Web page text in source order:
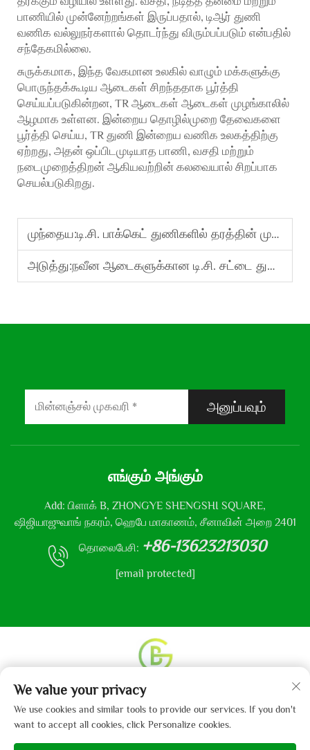
பாணியில் முன்னேற்றங்கள் இருப்பதால், டிஆர் துணி
வணிக வல்லுநர்களால் தொடர்ந்து விரும்பப்படும் என்பதில்
சந்தேகமில்லை.
சுருக்கமாக, இந்த வேகமான உலகில் வாழும் மக்களுக்கு
பொருந்தக்கூடிய ஆடைகள் சிறந்ததாக பூர்த்தி
செய்யப்படுகின்றன, TR ஆடைகள் ஆடைகள் முழங்காலில்
ஆழமாக உள்ளன. இன்றைய தொழில்முறை தேவைகளை
பூர்த்தி செய்ய, TR துணி இன்றைய வணிக உலகத்திற்கு
ஏற்றது, அதன் ஒப்பிடமுடியாத பாணி, வசதி மற்றும்
நடைமுறைத்திறன் ஆகியவற்றின் கலவையால் சிறப்பாக
செயல்படுகிறது.
முந்தைய:டி.சி. பாக்கெட் துணிகளில் தரத்தின் முக்கியத்துவத்தை புரிந்துகொள்வது
அடுத்து:நவீன ஆடைகளுக்கான டி.சி. சட்டை துணிகளின் நன்மைகளை ஆராய்வது
அனுப்பவும்
எங்கும் அங்கும்
Add: பிளாக் B, ZHONGYE SHENGSHI SQUARE,
ஷிஜியாஜுவாங் நகரம், ஹெபே மாகாணம், சீனாவின் அறை 2401
தொலைபேசி: +86-13623213030
[email protected]
உரிமை தொடர்பான அனைத்து உரிமைகளும் © 2013-2024
ஹெபே கைபோ துணி நிறுவனம், லிமிடெட் என்னும்
நிறுவனத்திற்கு உடையது.தனிமை கொள்கை
We value your privacy
We use cookies and similar tools to provide our services. If you don't
want to accept all cookies, click Personalize cookies.